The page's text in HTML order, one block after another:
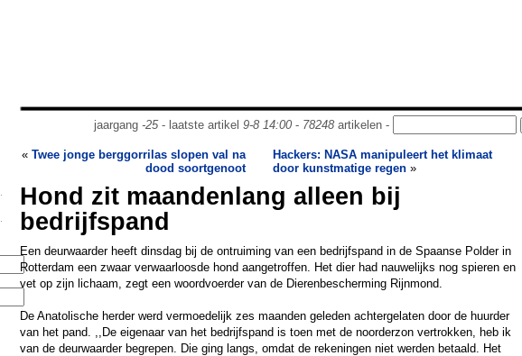
jaargang -25- laatste artikel 9-8 14:00- 78248artikelen -
« Twee jonge berggorrilas slopen val na
dood soortgenoot
Hackers: NASA manipuleert het klimaat
door kunstmatige regen »
Hond zit maandenlang alleen bij
bedrijfspand
Een deurwaarder heeft dinsdag bij de ontruiming van een bedrijfspand in de Spaanse Polder in
Rotterdam een zwaar verwaarloosde hond aangetroffen. Het dier had nauwelijks nog spieren en
vet op zijn lichaam, zegt een woordvoerder van de Dierenbescherming Rijnmond.
De Anatolische herder werd vermoedelijk zes maanden geleden achtergelaten door de huurder
van het pand. ,,De eigenaar van het bedrijfspand is toen met de noorderzon vertrokken, heb ik
van de deurwaarder begrepen. Die ging langs, omdat de rekeningen niet werden betaald. Het